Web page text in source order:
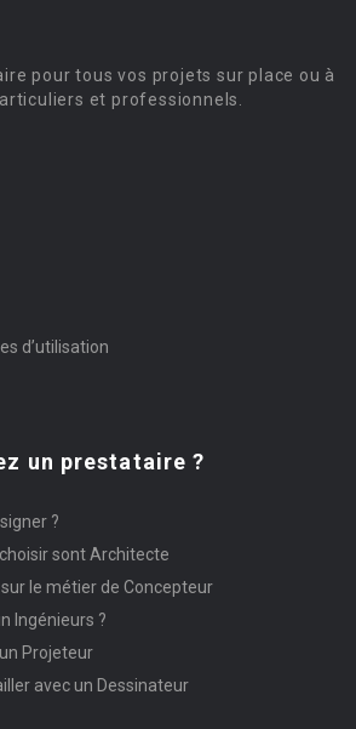
pour tous vos projets sur place ou à
et professionnels.
d’utilisation
un prestataire ?
?
sont Architecte
le métier de Concepteur
Ingénieurs ?
Projeteur
avec un Dessinateur